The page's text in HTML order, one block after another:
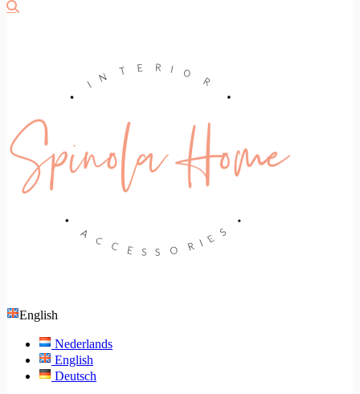
English
Nederlands
English
Deutsch